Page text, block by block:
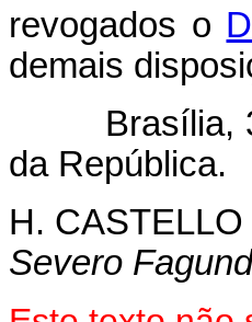
revogados o
demais
Brasília, 3
da República.
H.
Severo